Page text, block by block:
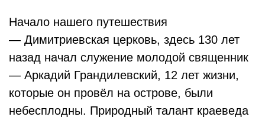
Начало нашего путешествия
— Димитриевская церковь, здесь 130 лет
назад начал служение молодой священник
— Аркадий Грандилевский, 12 лет жизни,
которые он провёл на острове, были
небесплодны. Природный талант краеведа